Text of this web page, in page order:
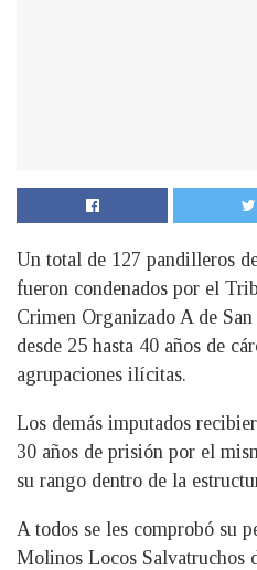
Un total de 127 pandilleros
fueron condenados por el
Crimen Organizado A de
desde 25 hasta 40 años de
agrupaciones ilícitas.
Los demás imputados
30 años de prisión por el
su rango dentro de la
A todos se les comprobó su
Molinos Locos Salvatruchos